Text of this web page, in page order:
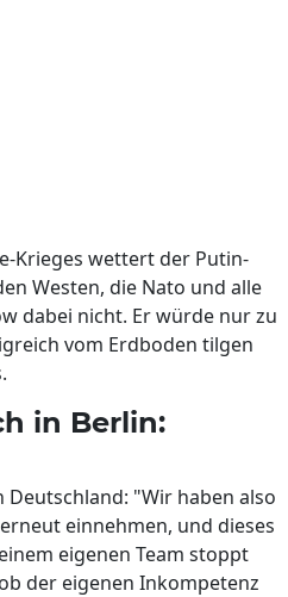
Krieges wettert der Putin-
Westen, die Nato und alle
dabei nicht. Er würde nur zu
vom Erdboden tilgen
in Berlin:
"Wir haben also
einnehmen, und dieses
eigenen Team stoppt
der eigenen Inkompetenz